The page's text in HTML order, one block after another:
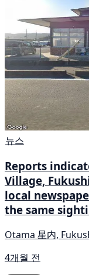
뉴스
Reports
Village,
local
the same
Otama 星内,
4개월 전